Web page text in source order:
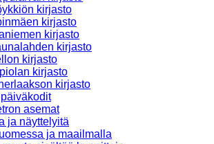
kirjasto
kirjasto
kirjasto
kirjasto
kirjasto
kirjasto
kirjasto
asemat
ja näyttelyitä
ja maailmalla